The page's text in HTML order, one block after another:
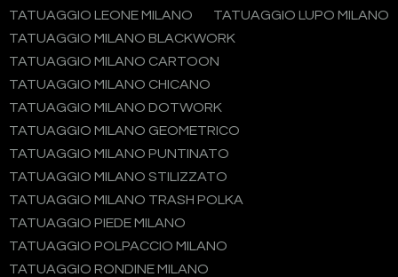
TATUAGGIO LEONE MILANO
TATUAGGIO LUPO MILANO
TATUAGGIO MILANO BLACKWORK
TATUAGGIO MILANO CARTOON
TATUAGGIO MILANO CHICANO
TATUAGGIO MILANO DOTWORK
TATUAGGIO MILANO GEOMETRICO
TATUAGGIO MILANO PUNTINATO
TATUAGGIO MILANO STILIZZATO
TATUAGGIO MILANO TRASH POLKA
TATUAGGIO PIEDE MILANO
TATUAGGIO POLPACCIO MILANO
TATUAGGIO RONDINE MILANO